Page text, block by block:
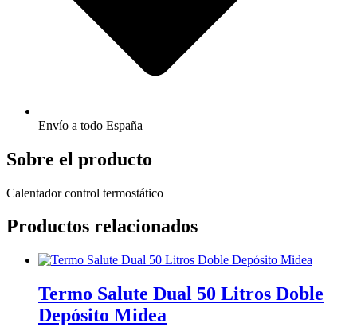
Envío a todo España
Sobre el producto
Calentador control termostático
Productos relacionados
Termo Salute Dual 50 Litros Doble
Depósito Midea